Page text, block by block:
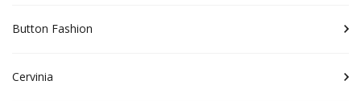
Button Fashion
Cervinia